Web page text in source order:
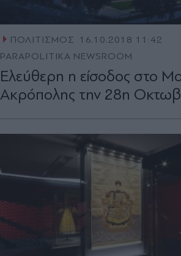
ΠΟΛΙΤΙΣΜΟΣ
16.10.2018 11:42
PARAPOLITIKA NEWSROOM
Ελεύθερη η είσοδος στο
Ακρόπολης την 28η